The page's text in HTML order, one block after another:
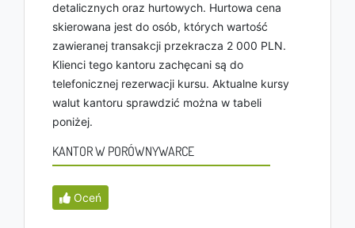
detalicznych oraz hurtowych. Hurtowa cena
skierowana jest do osób, których wartość
zawieranej transakcji przekracza 2 000 PLN.
Klienci tego kantoru zachęcani są do
telefonicznej rezerwacji kursu. Aktualne kursy
walut kantoru sprawdzić można w tabeli
poniżej.
KANTOR W PORÓWNYWARCE
Oceń